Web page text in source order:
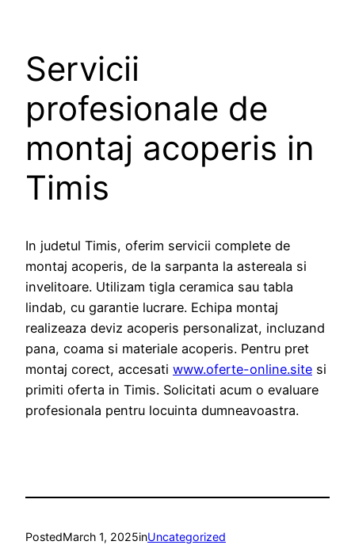
Servicii
profesionale de
montaj acoperis in
Timis
In judetul Timis, oferim servicii complete de
montaj acoperis, de la sarpanta la astereala si
invelitoare. Utilizam tigla ceramica sau tabla
lindab, cu garantie lucrare. Echipa montaj
realizeaza deviz acoperis personalizat, incluzand
pana, coama si materiale acoperis. Pentru pret
montaj corect, accesati www.oferte-online.site si
primiti oferta in Timis. Solicitati acum o evaluare
profesionala pentru locuinta dumneavoastra.
PostedMarch 1, 2025inUncategorized